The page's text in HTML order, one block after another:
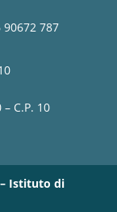
90672 787
C.P. 10
– Istituto di